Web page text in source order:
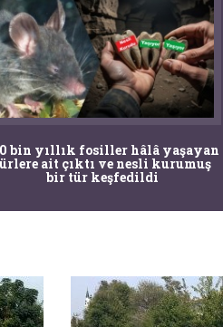
bin yıllık fosiller hâlâ yaşayan
ait çıktı ve nesli kurumuş
bir tür keşfedildi